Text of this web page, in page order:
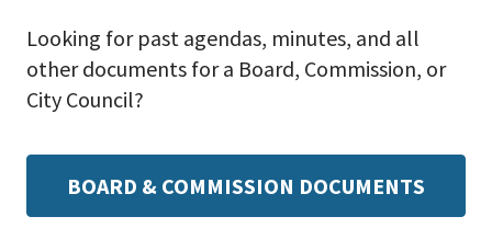
Looking for past agendas, minutes, and all
other documents for a Board, Commission, or
City Council?
BOARD & COMMISSION DOCUMENTS